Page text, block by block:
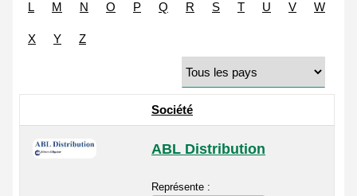
L M N O P Q R S T U V W
X Y Z
Société
ABL Distribution
Représente :